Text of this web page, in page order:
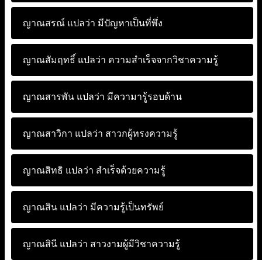
ญาณสรณ์ แปลว่า มีปัญหาเป็นที่พึ่ง
ญาณสัมฤทธิ์ แปลว่า ความสำเร็จจากวิชาความรู้
ญาณสารพัน แปลว่า มีความารู้รอบด้าน
ญาณสาวิกา แปลว่า สาวกผู้ทรงความรู้
ญาณสิทธิ แปลว่า สำเร็จด้วยความรู้
ญาณสิน แปลว่า มีความรู้เป็นทรัพย์
ญาณสินี แปลว่า สาวงามผู้มีวิชาความรู้